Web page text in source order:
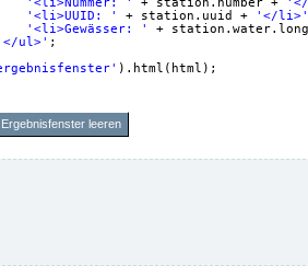
'<li>UUID: '
+ station.uuid +
'</li>'
'<li>Gewässer: '
+
ul>' ;
).html(html);
Ergebnisfenster leeren